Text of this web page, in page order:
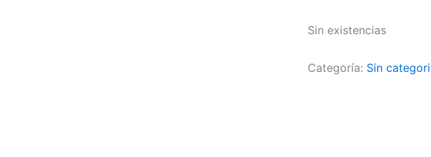
Sin existencias
Categoría: Sin